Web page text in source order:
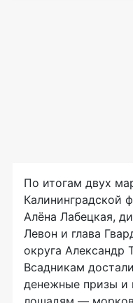
По итогам двух
Калининградской
Алёна Лабецкая,
Левон и глава
округа Александр
Всадникам
денежные призы и